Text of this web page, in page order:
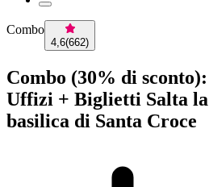
Combo
4,6(662)
Combo (30% di
Uffizi + Biglietti Salta
basilica di Santa Croce